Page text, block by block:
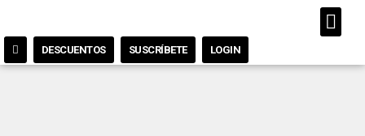
DESCUENTOS SUSCRÍBETE LOGIN